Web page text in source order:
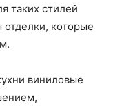
таких стилей
которые
виниловые